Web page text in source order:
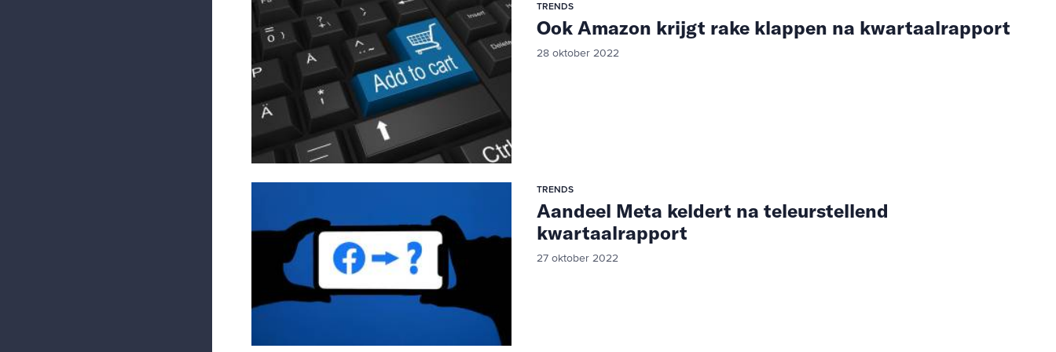
TRENDS
Ook Amazon krijgt rake klappen na kwartaalrapport
28 oktober 2022
TRENDS
Aandeel Meta keldert na teleurstellend
kwartaalrapport
27 oktober 2022